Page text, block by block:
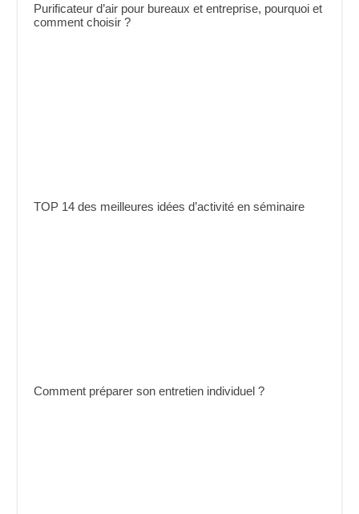
Purificateur d’air pour bureaux et entreprise, pourquoi et
comment choisir ?
TOP 14 des meilleures idées d’activité en séminaire
Comment préparer son entretien individuel ?